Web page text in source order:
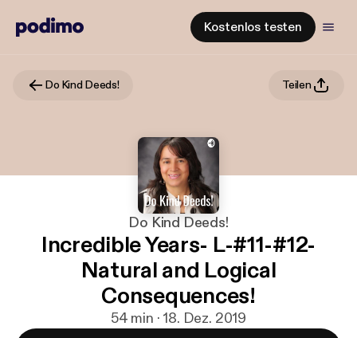
Kostenlos testen
Do Kind Deeds! Teilen
Do Kind Deeds!
Incredible Years- L-#11-#12-
Natural and Logical
Consequences!
54 min · 18. Dez. 2019